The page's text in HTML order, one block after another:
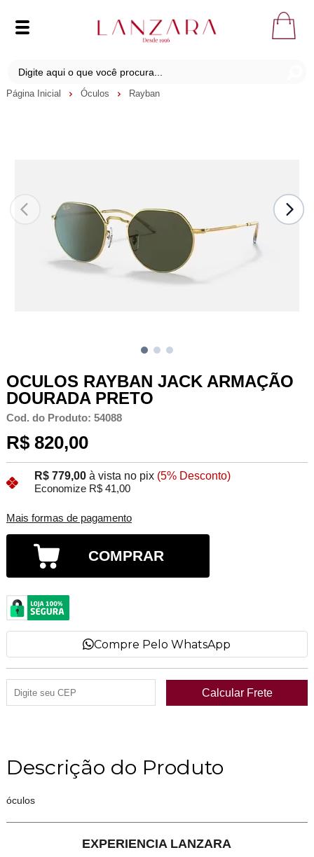
Página Inicial Óculos Rayban
OCULOS RAYBAN JACK ARMAÇÃO
DOURADA PRETO
Cod. do Produto: 54088
R$ 820,00
R$ 779,00 à vista no pix (5% Desconto)
Economize R$ 41,00
Mais formas de pagamento
COMPRAR
Compre Pelo WhatsApp
Descrição do Produto
óculos
EXPERIENCIA LANZARA